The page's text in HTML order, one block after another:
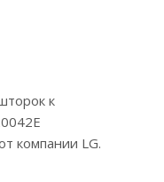
к
компании LG.